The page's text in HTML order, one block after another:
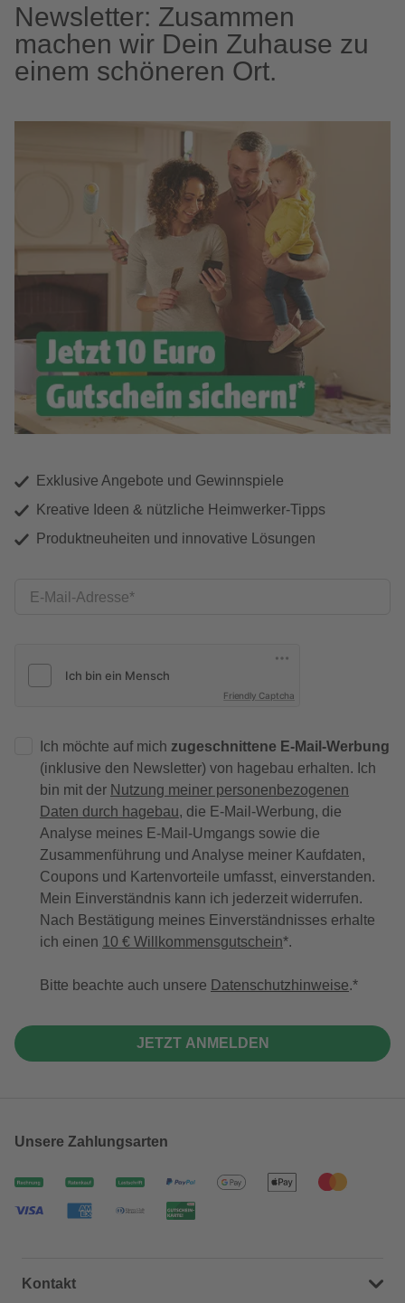
Newsletter: Zusammen
machen wir Dein Zuhause zu
einem schöneren Ort.
Exklusive Angebote und Gewinnspiele
Kreative Ideen & nützliche Heimwerker-Tipps
Produktneuheiten und innovative Lösungen
E-Mail-Adresse
Friendly Captcha
Ich möchte auf mich zugeschnittene E-Mail-Werbung
(inklusive den Newsletter) von hagebau erhalten. Ich
bin mit der Nutzung meiner personenbezogenen
Daten durch hagebau, die E-Mail-Werbung, die
Analyse meines E-Mail-Umgangs sowie die
Zusammenführung und Analyse meiner Kaufdaten,
Coupons und Kartenvorteile umfasst, einverstanden.
Mein Einverständnis kann ich jederzeit widerrufen.
Nach Bestätigung meines Einverständnisses erhalte
ich einen 10 € Willkommensgutschein*.
Bitte beachte auch unsere Datenschutzhinweise.
JETZT ANMELDEN
Unsere Zahlungsarten
Kontakt